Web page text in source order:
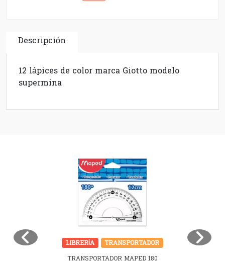
Descripción
12 lápices de color marca Giotto modelo
supermina
LIBRERÍA
TRANSPORTADOR
TRANSPORTADOR MAPED 180